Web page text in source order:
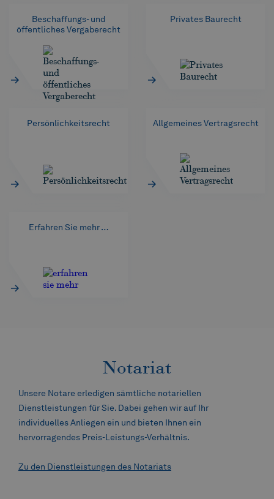
Beschaffungs- und
öffentliches Vergaberecht
Privates Baurecht
Persönlichkeitsrecht Allgemeines Vertragsrecht
Erfahren Sie mehr …
Notariat
Unsere Notare erledigen sämtliche notariellen
Dienstleistungen für Sie. Dabei gehen wir auf Ihr
individuelles Anliegen ein und bieten Ihnen ein
hervorragendes Preis-Leistungs-Verhältnis.
Zu den Dienstleistungen des Notariats